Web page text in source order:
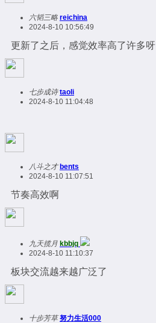
六韬三略 reichina
2024-8-10 10:56:49
更新了之后，感觉效率高了许多呀
七步成诗 taoli
2024-8-10 11:04:48
八斗之才 bents
2024-8-10 11:07:51
节奏高效啊
九天揽月 kbbjq
2024-8-10 11:10:37
板块交流越来越广泛了
十步芳草 努力生活000